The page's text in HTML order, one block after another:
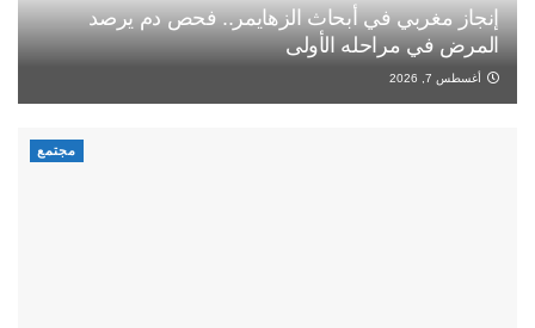
إنجاز مغربي في أبحاث الزهايمر.. فحص دم يرصد
المرض في مراحله الأولى
أغسطس 7, 2026
مجتمع